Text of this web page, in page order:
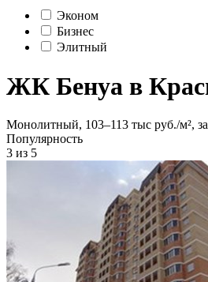
Эконом
Бизнес
Элитный
ЖК Бенуа в
Монолитный, 103‒113 тыс руб./м²,
Популярность
3 из 5